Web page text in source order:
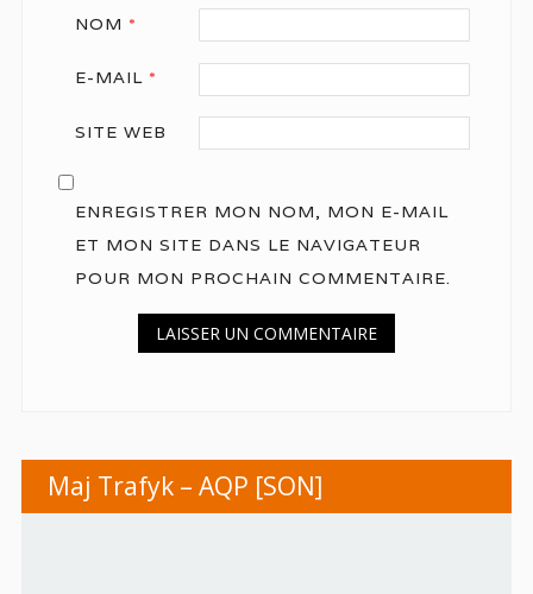
NOM *
E-MAIL *
SITE WEB
ENREGISTRER MON NOM, MON E-MAIL
ET MON SITE DANS LE NAVIGATEUR
POUR MON PROCHAIN COMMENTAIRE.
Maj Trafyk – AQP [SON]